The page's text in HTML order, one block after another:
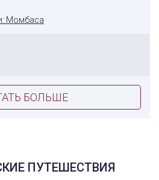
Момбаса
БОЛЬШЕ
ПУТЕШЕСТВИЯ